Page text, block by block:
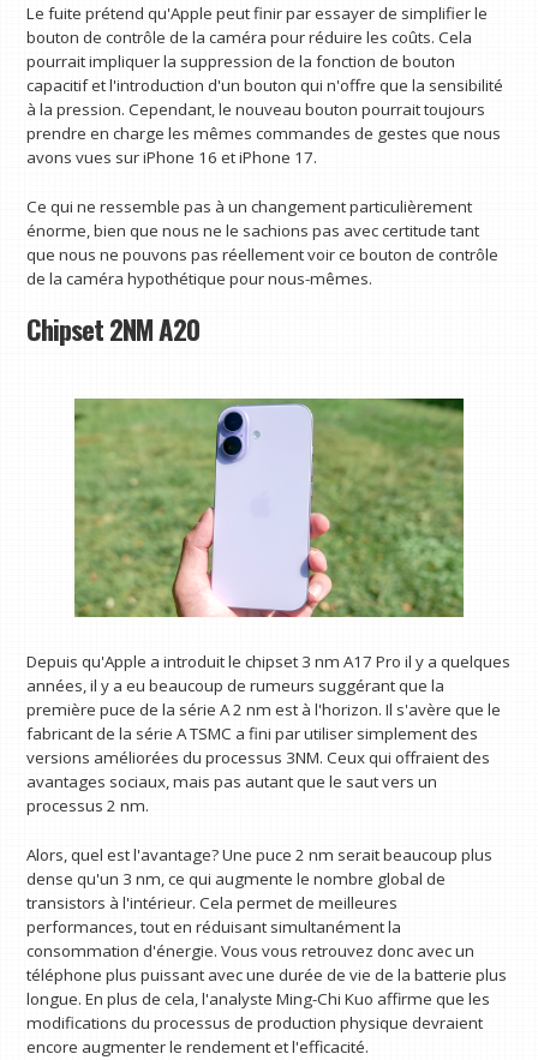
Le fuite prétend qu'Apple peut finir par essayer de simplifier le
bouton de contrôle de la caméra pour réduire les coûts. Cela
pourrait impliquer la suppression de la fonction de bouton
capacitif et l'introduction d'un bouton qui n'offre que la sensibilité
à la pression. Cependant, le nouveau bouton pourrait toujours
prendre en charge les mêmes commandes de gestes que nous
avons vues sur iPhone 16 et iPhone 17.
Ce qui ne ressemble pas à un changement particulièrement
énorme, bien que nous ne le sachions pas avec certitude tant
que nous ne pouvons pas réellement voir ce bouton de contrôle
de la caméra hypothétique pour nous-mêmes.
Chipset 2NM A20
Depuis qu'Apple a introduit le chipset 3 nm A17 Pro il y a quelques
années, il y a eu beaucoup de rumeurs suggérant que la
première puce de la série A 2 nm est à l'horizon. Il s'avère que le
fabricant de la série A TSMC a fini par utiliser simplement des
versions améliorées du processus 3NM. Ceux qui offraient des
avantages sociaux, mais pas autant que le saut vers un
processus 2 nm.
Alors, quel est l'avantage? Une puce 2 nm serait beaucoup plus
dense qu'un 3 nm, ce qui augmente le nombre global de
transistors à l'intérieur. Cela permet de meilleures
performances, tout en réduisant simultanément la
consommation d'énergie. Vous vous retrouvez donc avec un
téléphone plus puissant avec une durée de vie de la batterie plus
longue. En plus de cela, l'analyste Ming-Chi Kuo affirme que les
modifications du processus de production physique devraient
encore augmenter le rendement et l'efficacité.